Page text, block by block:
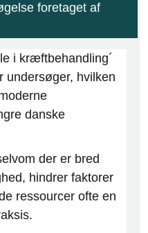
foretaget af
i kræftbehandling´
undersøger, hvilken
danske
der er bred
hindrer faktorer
ressourcer ofte en